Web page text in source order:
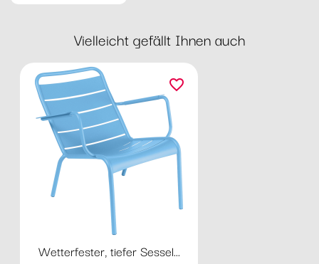
Vielleicht gefällt Ihnen auch
Wetterfester, tiefer Sessel...
favorite_border